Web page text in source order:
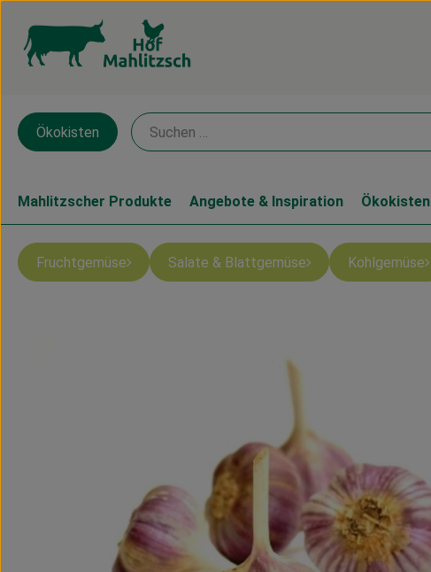
Ökokisten
Mahlitzscher Produkte Angebote & Inspiration Ökokisten
Fruchtgemüse Salate & Blattgemüse Kohlgemüse